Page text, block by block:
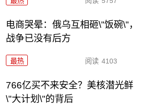
电商哭晕：俄乌互相砸\"饭碗\"，
战争已没有后方
最热 阅读 4103
766亿买不来安全？美核潜光鲜
\"大计划\"的背后